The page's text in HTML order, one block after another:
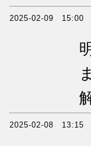
2025-02-09 15:00
2025-02-08 13:15